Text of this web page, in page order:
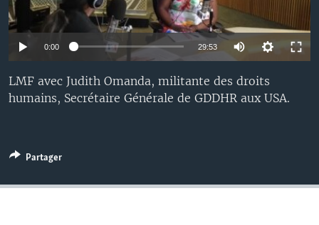
0:00 29:53
LMF avec Judith Omanda, militante des droits
humains, Secrétaire Générale de GDDHR aux USA.
Partager